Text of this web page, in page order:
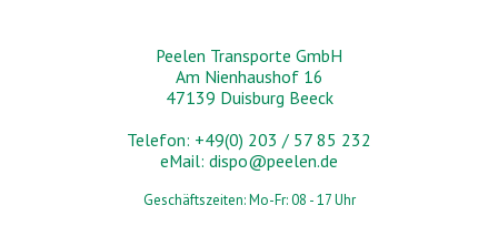
Peelen Transporte GmbH
Am Nienhaushof 16
47139 Duisburg Beeck
Telefon: +49(0) 203 / 57 85 232
eMail: dispo@peelen.de
Geschäftszeiten: Mo-Fr: 08 - 17 Uhr